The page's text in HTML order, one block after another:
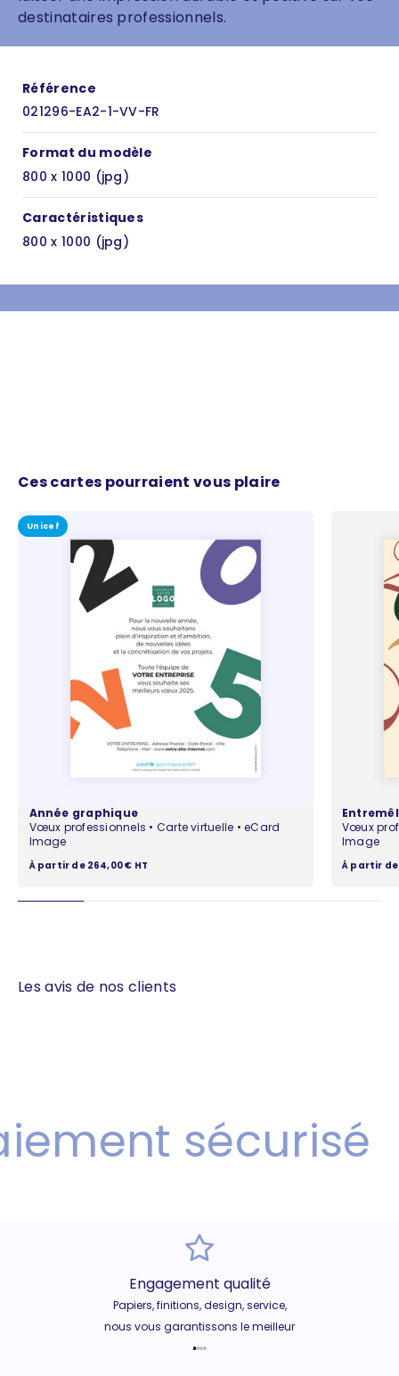
destinataires professionnels.
Référence
021296-EA2-1-VV-FR
Format du modèle
800 x 1000 (jpg)
Caractéristiques
800 x 1000 (jpg)
Ces cartes pourraient vous plaire
Unicef
Année graphique
Vœux professionnels • Carte virtuelle • eCard
Image
Prix de vente
À partir de 264,00 € HT
Vœux
Image
Prix de
À partir de
Les avis de nos clients
sécurisé
Engagement qualité
Papiers, finitions, design, service,
nous vous garantissons le meilleur